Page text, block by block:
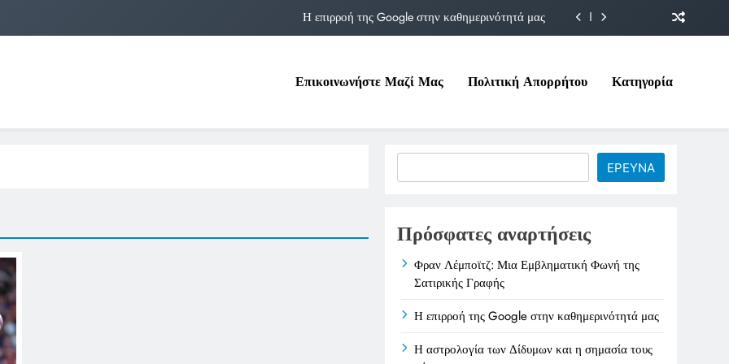
Η επιρροή της Google στην καθημερινότητά μας
Η Δομνα Μιχαηλίδου και οι Πολιτικές της στο Υπουργείο Εργασίας
Η επιρροή της Google στην καθημερινότητά μας
Η αστρολογία των Δίδυμων και η σημασία τους σήμερα
Επικοινωνήστε Μαζί Μας Πολιτική Απορρήτου Κατηγορία
ΕΡΕΥΝΑ
Πρόσφατες αναρτήσεις
Φραν Λέμποϊτζ: Μια Εμβληματική Φωνή της
Σατιρικής Γραφής
Η επιρροή της Google στην καθημερινότητά μας
Η αστρολογία των Δίδυμων και η σημασία τους